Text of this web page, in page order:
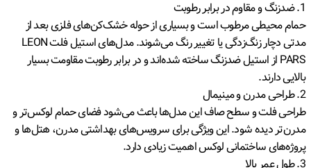
1. ضدزنگ و مقاوم در برابر رطوبت
حمام محیطی مرطوب است و بسیاری از حوله خشک‌کن‌های فلزی بعد از
مدتی دچار زنگ‌زدگی یا تغییر رنگ می‌شوند. مدل‌های استیل فلت LEON
PARS از استیل ضدزنگ ساخته شده‌اند و در برابر رطوبت مقاومت بسیار
بالایی دارند.
2. طراحی مدرن و مینیمال
طراحی فلت و سطح صاف این مدل‌ها باعث می‌شود فضای حمام لوکس‌تر و
مدرن‌تر دیده شود. این ویژگی برای سرویس‌های بهداشتی مدرن، هتل‌ها و
پروژه‌های ساختمانی لوکس اهمیت زیادی دارد.
3. طول عمر بالا